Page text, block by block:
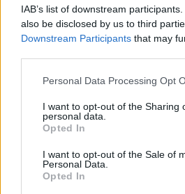
IAB’s list of downstream
also be disclosed by us to third
Downstream Participants that may
Personal Data Processing Opt
I want to opt-out of the Sharing
personal data.
Opted In
I want to opt-out of the Sale of
Personal Data.
Opted In
Ελλάδα